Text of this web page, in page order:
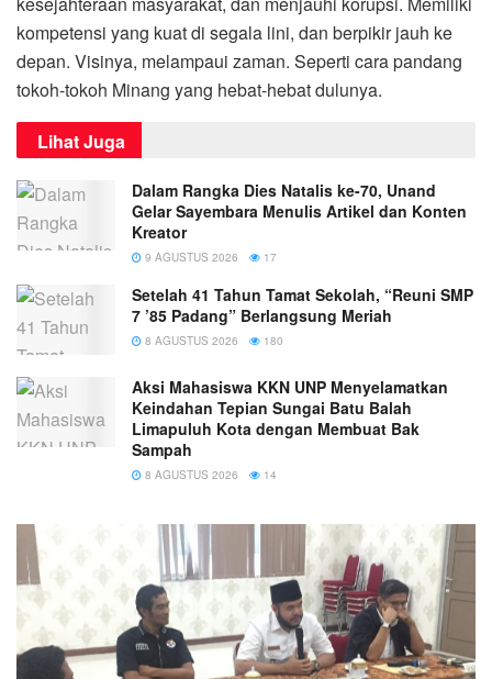
kompetensi yang kuat di segala lini, dan berpikir jauh ke
depan. Visinya, melampaui zaman. Seperti cara pandang
tokoh-tokoh Minang yang hebat-hebat dulunya.
Lihat Juga
Dalam Rangka Dies Natalis ke-70, Unand
Gelar Sayembara Menulis Artikel dan Konten
Kreator
9 AGUSTUS 2026 17
Setelah 41 Tahun Tamat Sekolah, “Reuni SMP
7 ’85 Padang” Berlangsung Meriah
8 AGUSTUS 2026 180
Aksi Mahasiswa KKN UNP Menyelamatkan
Keindahan Tepian Sungai Batu Balah
Limapuluh Kota dengan Membuat Bak
Sampah
8 AGUSTUS 2026 14